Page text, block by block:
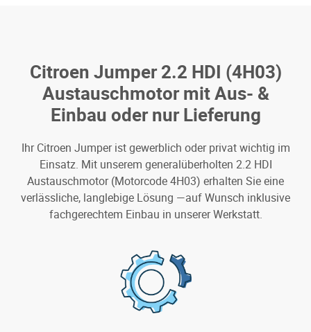
Citroen Jumper 2.2 HDI (4H03)
Austauschmotor mit Aus- &
Einbau oder nur Lieferung
Ihr Citroen Jumper ist gewerblich oder privat wichtig im
Einsatz. Mit unserem generalüberholten 2.2 HDI
Austauschmotor (Motorcode 4H03) erhalten Sie eine
verlässliche, langlebige Lösung —auf Wunsch inklusive
fachgerechtem Einbau in unserer Werkstatt.